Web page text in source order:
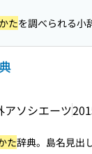
たを調べられる小
アソシエーツ
た辞典。島名見出